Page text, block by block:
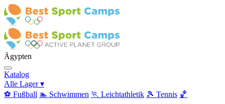
Ägypten
Katalog
Alle Lager▾
⚽ Fußball 🏊 Schwimmen 🏃 Leichtathletik 🎾 Tennis 🏀